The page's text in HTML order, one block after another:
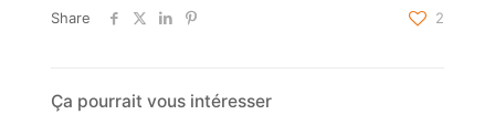
Share 2
Ça pourrait vous intéresser